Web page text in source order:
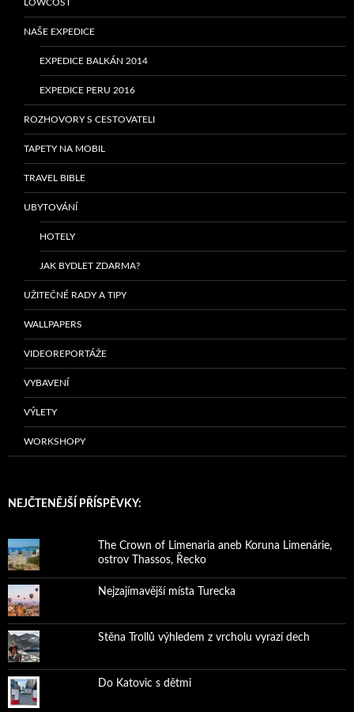
LOWCOST
NAŠE EXPEDICE
EXPEDICE BALKÁN 2014
EXPEDICE PERU 2016
ROZHOVORY S CESTOVATELI
TAPETY NA MOBIL
TRAVEL BIBLE
UBYTOVÁNÍ
HOTELY
JAK BYDLET ZDARMA?
UŽITEČNÉ RADY A TIPY
WALLPAPERS
VIDEOREPORTÁŽE
VYBAVENÍ
VÝLETY
WORKSHOPY
NEJČTENĚJŠÍ PŘÍSPĚVKY:
The Crown of Limenaria aneb Koruna Limenárie,
ostrov Thassos, Řecko
Nejzajímavější místa Turecka
Stěna Trollů výhledem z vrcholu vyrazí dech
Do Katovic s dětmi